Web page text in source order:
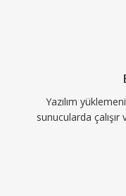
Yazılım
sunucularda çalışır